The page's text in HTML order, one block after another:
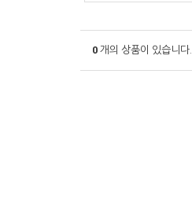
0 개의 상품이 있습니다.